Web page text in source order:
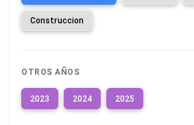
Construccion
OTROS AÑOS
2023 2024 2025